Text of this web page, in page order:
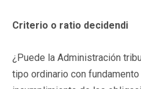
Criterio o ratio decidendi
¿Puede la Administración
tipo ordinario con